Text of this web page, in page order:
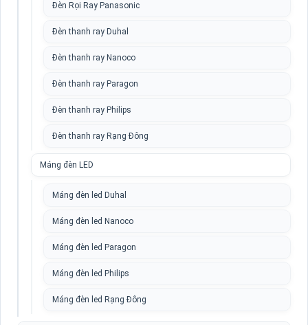
Đèn Rọi Ray Panasonic
Đèn thanh ray Duhal
Đèn thanh ray Nanoco
Đèn thanh ray Paragon
Đèn thanh ray Philips
Đèn thanh ray Rạng Đông
Máng đèn LED
Máng đèn led Duhal
Máng đèn led Nanoco
Máng đèn led Paragon
Máng đèn led Philips
Máng đèn led Rạng Đông